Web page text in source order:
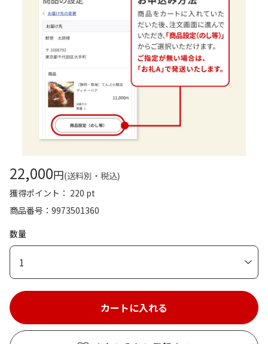
22,000円(送料別・税込)
獲得ポイント： 220 pt
商品番号
9973501360
数量
1